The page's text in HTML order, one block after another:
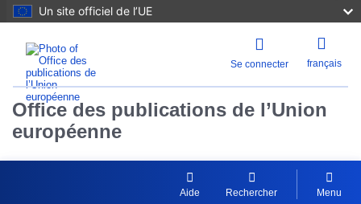
Un site officiel de l’UE
Se connecter français
Office des publications de l’Union
européenne
Aide Rechercher Menu